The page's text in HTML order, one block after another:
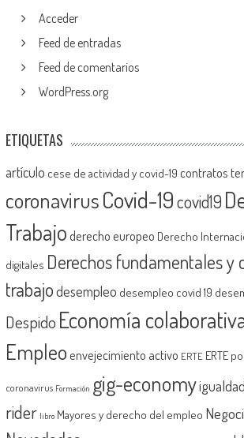
Acceder
Feed de entradas
Feed de comentarios
WordPress.org
ETIQUETAS
artículo cese de actividad y covid-19 contratos
coronavirusCovid-19covid19
Trabajoderecho europeo Derecho
digitales Derechos fundamentales y
trabajodesempleo desempleo covid 19
Despido Economía
Empleoenvejecimiento activo ERTE ERTE
coronavirus Formación gig-economyigualdad
rider libro Mayores y derecho del empleo